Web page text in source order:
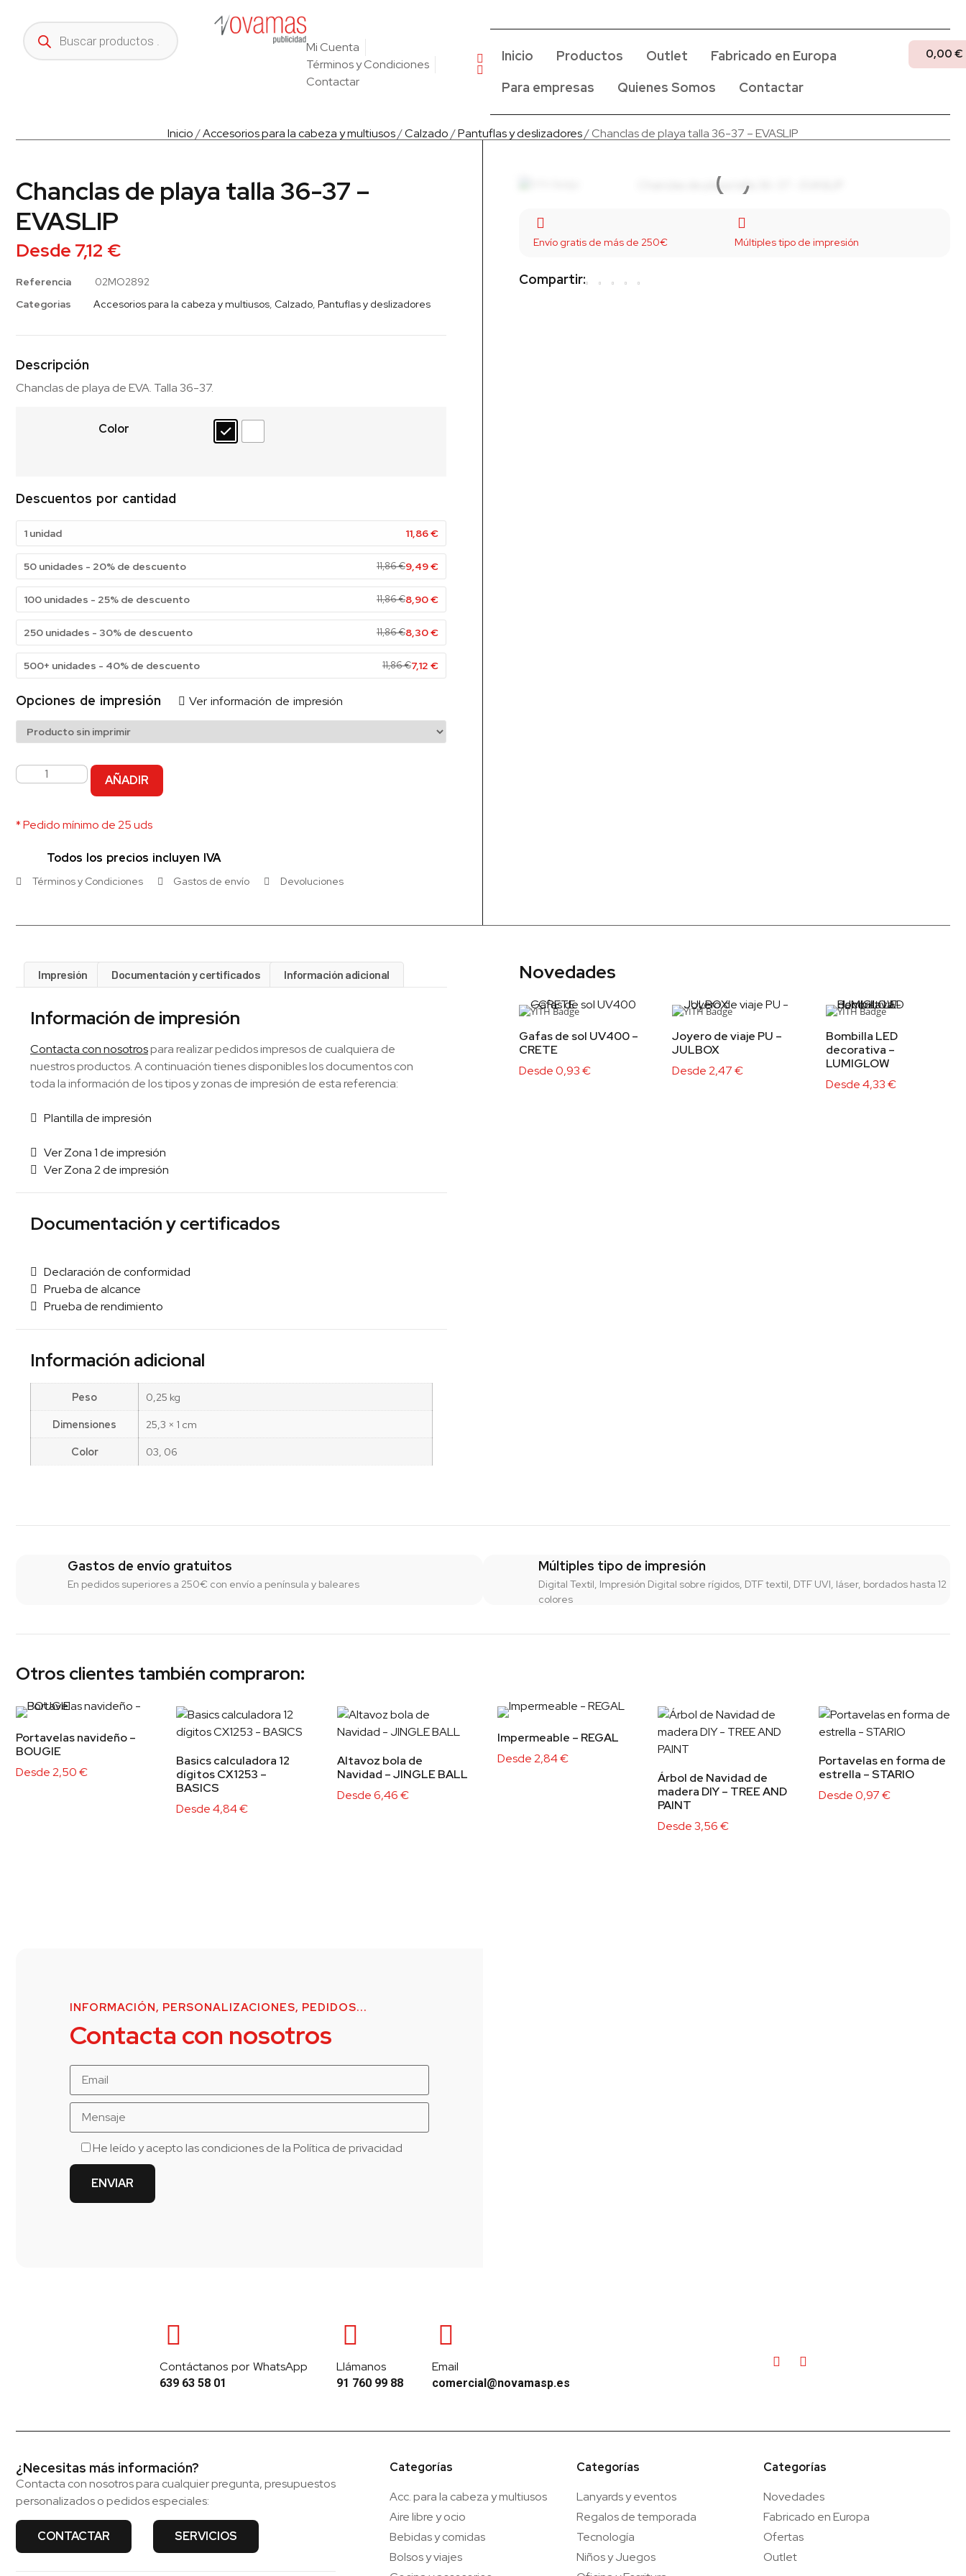
Mi Cuenta
Términos y Condiciones
Contactar
Inicio Productos Outlet
Fabricado en Europa
Para empresas
Quienes Somos Contactar
0,00 €
Inicio/Accesorios para la cabeza y multiusos/Calzado/Pantuflas y deslizadores/ Chanclas de playa talla 36-37 – EVASLIP
Chanclas de playa talla 36-37 –
EVASLIP
Desde 7,12 €
Referencia
02MO2892
Categorias
Accesorios para la cabeza y multiusos Calzado Pantuflas y deslizadores
Descripción
Chanclas de playa de EVA. Talla 36-37.
Color
Descuentos por cantidad
1 unidad 11,86€
50 unidades - 20% de descuento 11,86€9,49€
100 unidades - 25% de descuento 11,86€8,90€
250 unidades - 30% de descuento 11,86€8,30€
500+ unidades - 40% de descuento 11,86€7,12 €
Opciones de impresión Ver información de impresión
AÑADIR
* Pedido mínimo de 25 uds
Todos los precios incluyen IVA
Términos y Condiciones Gastos de envío Devoluciones
Envío gratis de más de 250€ Múltiples tipo de impresión
Compartir:
Impresión Documentación y certificados Información adicional
Información de impresión
Contacta con nosotrospara realizar pedidos impresos de cualquiera de
nuestros productos. A continuación tienes disponibles los documentos con
toda la información de los tipos y zonas de impresión de esta referencia:
Plantilla de impresión
Ver Zona 1 de impresión
Ver Zona 2 de impresión
Documentación y certificados
Declaración de conformidad
Prueba de alcance
Prueba de rendimiento
Información adicional
Peso
0,25 kg
Dimensiones
25,3 × 1 cm
Color
03, 06
Novedades
Gafas de sol UV400 –
CRETE
Desde0,93€
Joyero de viaje PU –
JULBOX
Desde2,47€
Bombilla LED
decorativa –
LUMIGLOW
Desde4,33€
Gastos de envío gratuitos
En pedidos superiores a 250€ con envío a península y baleares
Múltiples tipo de impresión
Digital Textil, Impresión Digital sobre rígidos, DTF textil, DTF UVI, láser, bordados hasta 12
colores
Otros clientes también compraron:
Portavelas navideño –
BOUGIE
Desde2,50€
Basics calculadora 12
dígitos CX1253 –
BASICS
Desde4,84€
Altavoz bola de
Navidad – JINGLE BALL
Desde6,46€
Impermeable – REGAL
Desde2,84€
Árbol de Navidad de
madera DIY – TREE AND
PAINT
Desde3,56€
Portavelas en forma de
estrella – STARIO
Desde0,97€
INFORMACIÓN, PERSONALIZACIONES, PEDIDOS...
Contacta con nosotros
He leído y acepto las condiciones de laPolítica de privacidad
Contáctanos por WhatsApp
639 63 58 01
Llámanos
91 760 99 88
Email
comercial@novamasp.es
¿Necesitas más información?
Contacta con nosotros para cualquier pregunta, presupuestos
personalizados o pedidos especiales:
CONTACTAR SERVICIOS
Categorías
Acc. para la cabeza y multiusos
Aire libre y ocio
Bebidas y comidas
Bolsos y viajes
Categorías
Lanyards y eventos
Regalos de temporada
Tecnología
Niños y Juegos
Categorías
Novedades
Fabricado en Europa
Ofertas
Outlet